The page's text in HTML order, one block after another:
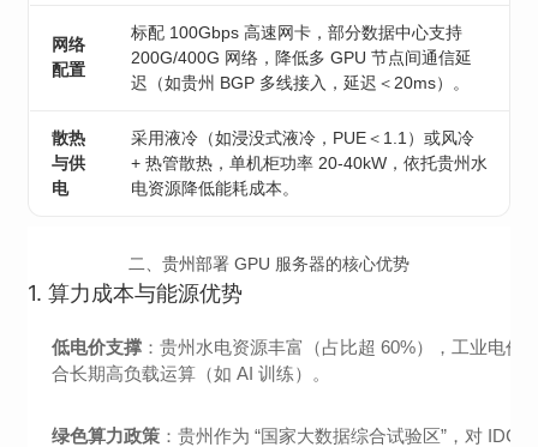
网络
配置
标配 100Gbps 高速网卡，部分数据中心支持
200G/400G 网络，降低多 GPU 节点间通信延
迟（如贵州 BGP 多线接入，延迟＜20ms）。
散热
与供
电
采用液冷（如浸没式液冷，PUE＜1.1）或风冷
+ 热管散热，单机柜功率 20-40kW，依托贵州水
电资源降低能耗成本。
二、贵州部署 GPU 服务器的核心优势
1.算力成本与能源优势
低电价支撑 ：贵州水电资源丰富（占比超 60%），工业电
合长期高负载运算（如 AI 训练）。
绿色算力政策 ：贵州作为 “国家大数据综合试验区”，对